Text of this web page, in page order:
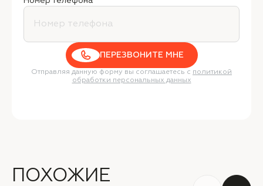
ПЕРЕЗВОНИТЕ МНЕ
Отправляя данную форму вы соглашаетесь с политикой
обработки персональных данных
ПОХОЖИЕ